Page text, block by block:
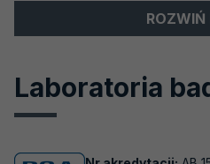
ROZWIŃ
Obszary akredytacji
Laboratoria